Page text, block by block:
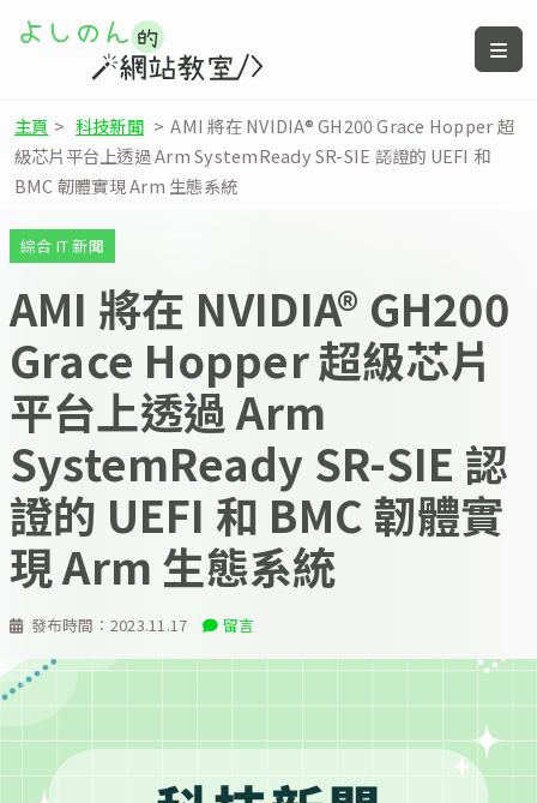
主頁 > 科技新聞 > AMI 將在 NVIDIA® GH200 Grace Hopper 超
級芯片平台上透過 Arm SystemReady SR-SIE 認證的 UEFI 和
BMC 韌體實現 Arm 生態系統
發布時間： 2023.11.17 留言
綜合 IT 新聞
AMI 將在 NVIDIA® GH200
Grace Hopper 超級芯片
平台上透過 Arm
SystemReady SR-SIE 認
證的 UEFI 和 BMC 韌體實
現 Arm 生態系統